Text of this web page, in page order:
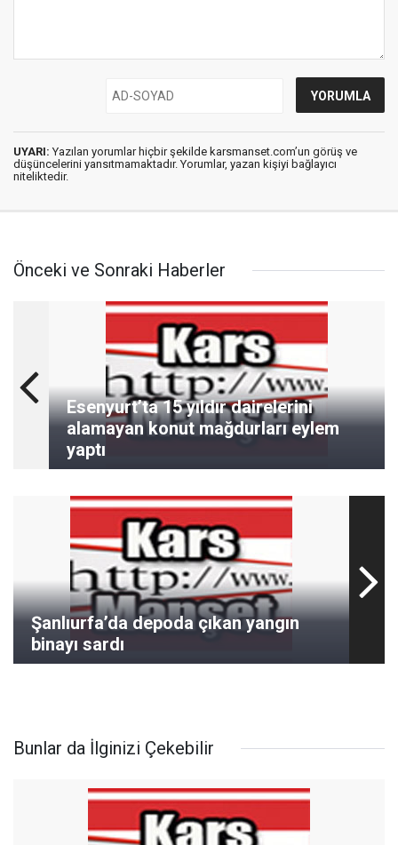
UYARI: Yazılan yorumlar hiçbir şekilde karsmanset.com’un görüş ve
düşüncelerini yansıtmamaktadır. Yorumlar, yazan kişiyi bağlayıcı
niteliktedir.
Önceki ve Sonraki Haberler
Esenyurt’ta 15 yıldır dairelerini
alamayan konut mağdurları eylem
yaptı
Şanlıurfa’da depoda çıkan yangın
binayı sardı
Bunlar da İlginizi Çekebilir